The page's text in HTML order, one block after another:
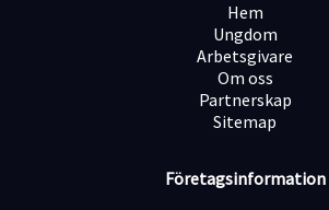
Möjlighet till utveckling inom företaget
Start: Enligt överenskommelse
Urval: Sker löpande
Hem
Ungdom
Arbetsgivare
Om oss
Partnerskap
Sitemap
Företagsinformation